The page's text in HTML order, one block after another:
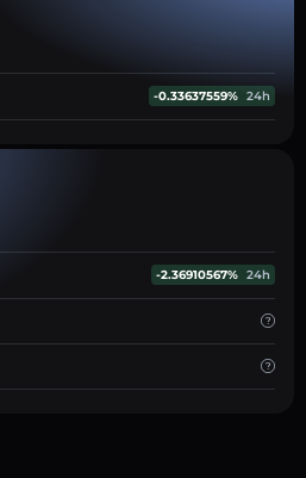
-0.33637559% 24h
-2.36910567% 24h